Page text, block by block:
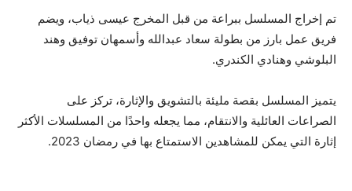
تم إخراج المسلسل ببراعة من قبل المخرج عيسى ذياب، ويضم
فريق عمل بارز من بطولة سعاد عبدالله وأسمهان توفيق وهند
البلوشي وهنادي الكندري.
يتميز المسلسل بقصة مليئة بالتشويق والإثارة، تركز على
الصراعات العائلية والانتقام، مما يجعله واحدًا من المسلسلات الأكثر
إثارة التي يمكن للمشاهدين الاستمتاع بها في رمضان 2023.